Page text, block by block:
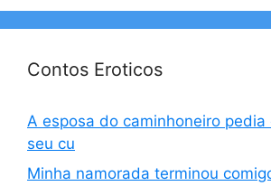
Contos Eroticos
A esposa do caminhoneiro
seu cu
Minha namorada terminou